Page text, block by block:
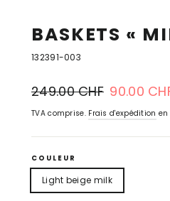
BASKETS «
132391-003
Prix
normal
249.00 CHF prix
spécial
90.00
TVA comprise. Frais d'expédition en
COULEUR
Light beige milk